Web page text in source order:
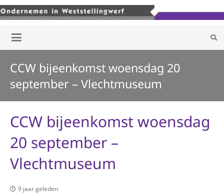
CCW bijeenkomst woensdag 20
september – Vlechtmuseum
CCW bijeenkomst woensdag
20 september –
Vlechtmuseum
9 jaar geleden